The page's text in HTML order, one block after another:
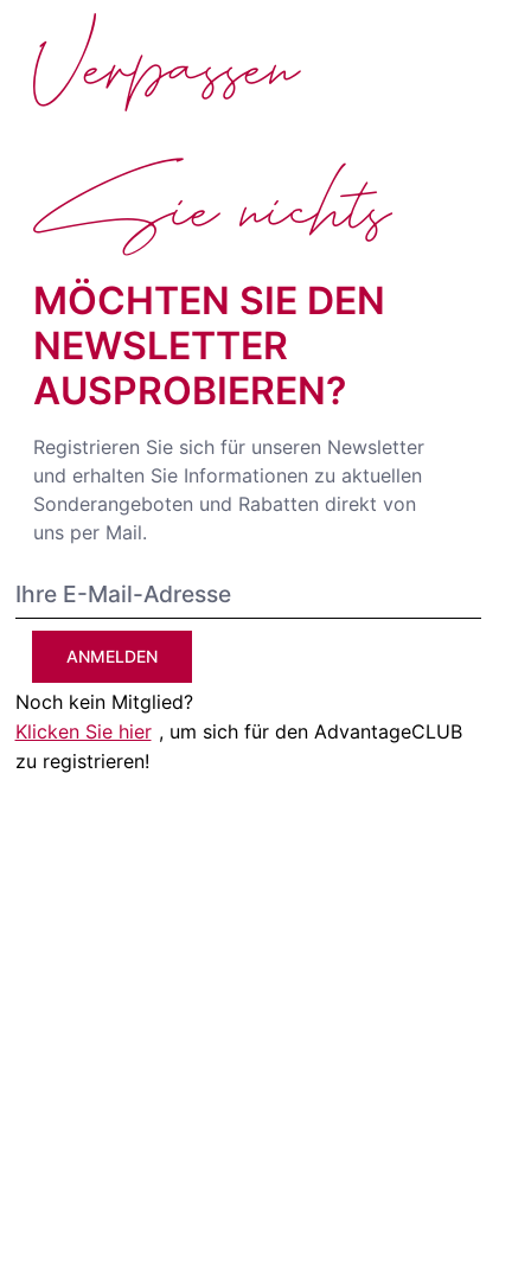
MÖCHTEN SIE DEN
NEWSLETTER
AUSPROBIEREN?
Registrieren Sie sich für unseren Newsletter
und erhalten Sie Informationen zu aktuellen
Sonderangeboten und Rabatten direkt von
uns per Mail.
ANMELDEN
Noch kein Mitglied?
Klicken Sie hier , um sich für den AdvantageCLUB
zu registrieren!
Verpassen
Sie nichts